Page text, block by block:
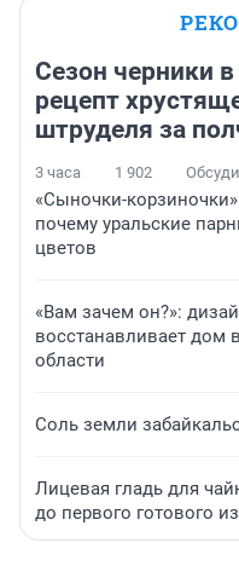
Сезон черники
рецепт
штруделя за
3 часа 1 902
«Сыночки-
почему уральские
цветов
«Вам зачем он?»:
восстанавливает дом
области
Соль земли
Лицевая гладь для
до первого готового